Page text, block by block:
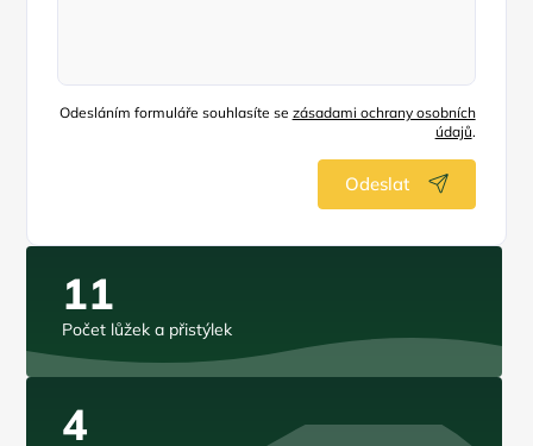
Odesláním formuláře souhlasíte se zásadami ochrany osobních
údajů.
Odeslat
11
Počet lůžek a přistýlek
4